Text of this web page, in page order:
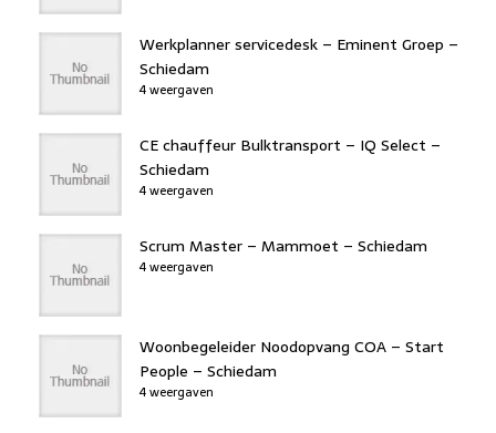
Werkplanner servicedesk – Eminent Groep –
Schiedam
4 weergaven
CE chauffeur Bulktransport – IQ Select –
Schiedam
4 weergaven
Scrum Master – Mammoet – Schiedam
4 weergaven
Woonbegeleider Noodopvang COA – Start
People – Schiedam
4 weergaven